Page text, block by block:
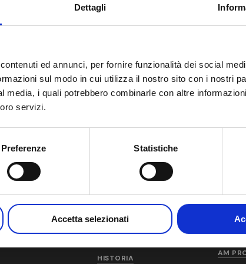
Dettagli
ed annunci, per fornire funzionalità dei social
sul modo in cui utilizza il nostro sito con i nostri
media, i quali potrebbero combinarle con altre
servizi.
Preferenze Statistiche
Accetta selezionati
AM
HISTORIA
AM